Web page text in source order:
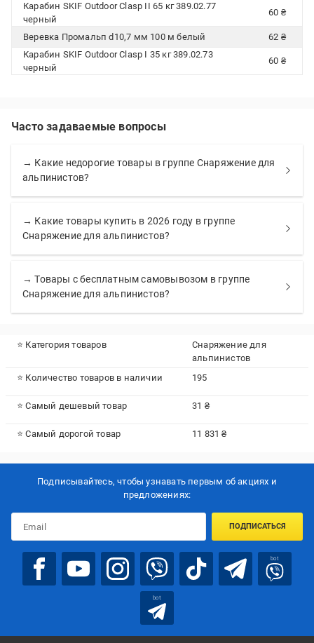
Карабин SKIF Outdoor Clasp II 65 кг 389.02.77
черный
60 ₴
Веревка Промальп d10,7 мм 100 м белый
62 ₴
Карабин SKIF Outdoor Clasp I 35 кг 389.02.73
черный
60 ₴
Часто задаваемые вопросы
→ Какие недорогие товары в группе Снаряжение для
альпинистов?
→ Какие товары купить в 2026 году в группе
Снаряжение для альпинистов?
→ Товары с бесплатным самовывозом в группе
Снаряжение для альпинистов?
⭐ Категория товаров
Снаряжение для
альпинистов
⭐ Количество товаров в наличии
195
⭐ Самый дешевый товар 31 ₴
⭐ Самый дорогой товар 11 831 ₴
Подписывайтесь, чтобы узнавать первым об акцияx и
предложениях:
ПОДПИСАТЬСЯ
bot
bot